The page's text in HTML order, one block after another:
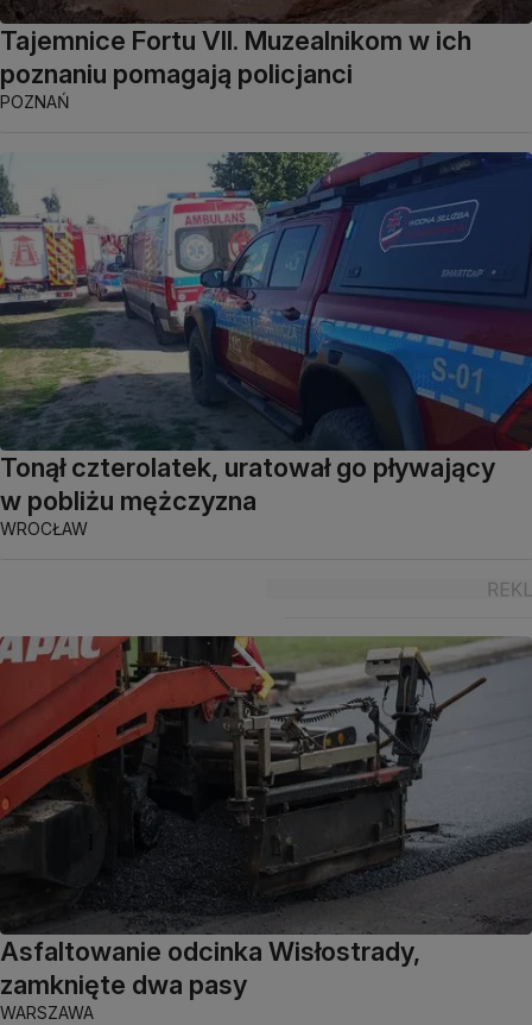
Tajemnice Fortu VII. Muzealnikom w ich
poznaniu pomagają policjanci
POZNAŃ
Tonął czterolatek, uratował go pływający
w pobliżu mężczyzna
WROCŁAW
Asfaltowanie odcinka Wisłostrady,
zamknięte dwa pasy
WARSZAWA